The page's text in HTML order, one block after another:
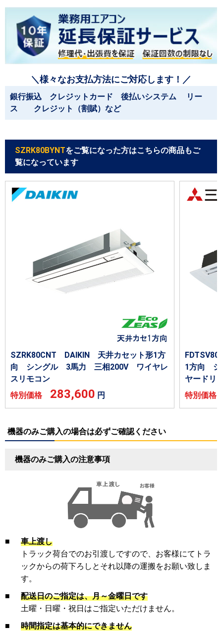
＼様々なお支払方法にご対応します！／
銀行振込 クレジットカード 後払いシステム リー
ス クレジット（割賦）など
SZRK80BYNTをご覧になった方はこちらの商品もご
覧になっています
SZRK80CNT DAIKIN 天井カセット形1方
向 シングル 3馬力 三相200V ワイヤレ
スリモコン
特別価格 283,600 円
1方向
ヤードリ
特別価
機器のみご購入の場合は必ずご確認ください
機器のみご購入の注意事項
■
車上渡し
トラック荷台でのお引渡しですので、お客様にてトラ
ックからの荷下ろしとそれ以降の運搬をお願い致しま
す。
■
配送日のご指定は、月～金曜日です
土曜・日曜・祝日はご指定いただけません。
■
時間指定は基本的にできません